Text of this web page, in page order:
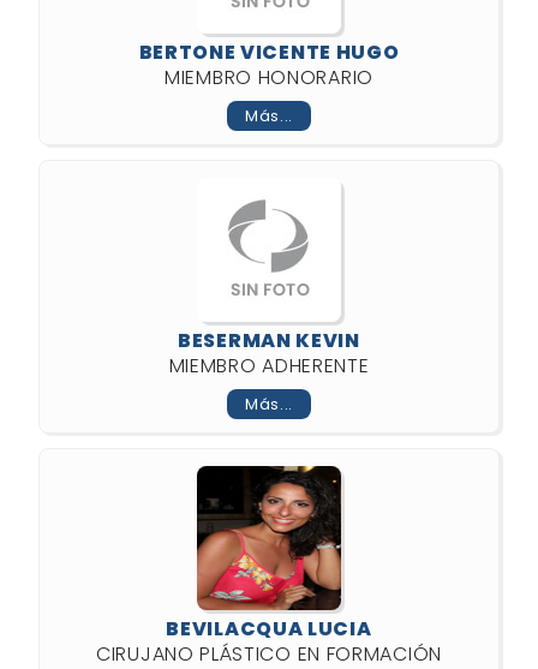
BERTONE VICENTE HUGO
MIEMBRO HONORARIO
Más...
BESERMAN KEVIN
MIEMBRO ADHERENTE
Más...
BEVILACQUA LUCIA
CIRUJANO PLÁSTICO EN FORMACIÓN